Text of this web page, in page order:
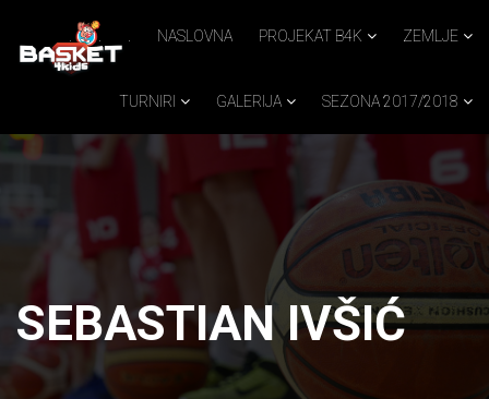
NASLOVNA PROJEKAT B4K ZEMLJE
TURNIRI GALERIJA SEZONA 2017/2018
SEBASTIAN IVŠIĆ